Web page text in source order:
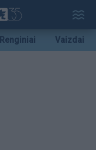
Renginiai Vaizdai